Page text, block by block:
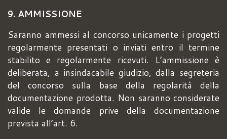
9. AMMISSIONE
Saranno ammessi al concorso unicamente i progetti
regolarmente presentati o inviati entro il termine
stabilito e regolarmente ricevuti. L’ammissione è
deliberata, a insindacabile giudizio, dalla segreteria
del concorso sulla base della regolarità della
documentazione prodotta. Non saranno considerate
valide le domande prive della documentazione
prevista all’art. 6.